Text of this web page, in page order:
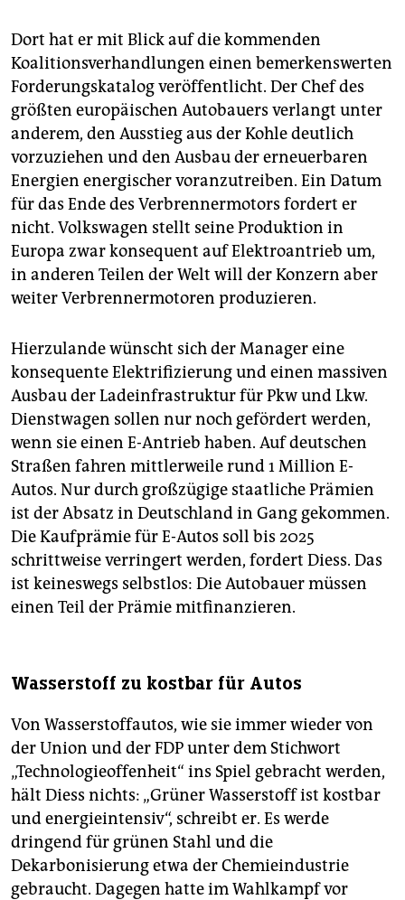
Dort hat er mit Blick auf die kommenden
Koalitionsverhandlungen einen bemerkenswerten
Forderungskatalog veröffentlicht. Der Chef des
größten europäischen Autobauers verlangt unter
anderem, den Ausstieg aus der Kohle deutlich
vorzuziehen und den Ausbau der erneuerbaren
Energien energischer voranzutreiben. Ein Datum
für das Ende des Verbrennermotors fordert er
nicht. Volkswagen stellt seine Produktion in
Europa zwar konsequent auf Elektroantrieb um,
in anderen Teilen der Welt will der Konzern aber
weiter Verbrennermotoren produzieren.
Hierzulande wünscht sich der Manager eine
konsequente Elektrifizierung und einen massiven
Ausbau der Ladeinfrastruktur für Pkw und Lkw.
Dienstwagen sollen nur noch gefördert werden,
wenn sie einen E-Antrieb haben. Auf deutschen
Straßen fahren mittlerweile rund 1 Million E-
Autos. Nur durch großzügige staatliche Prämien
ist der Absatz in Deutschland in Gang gekommen.
Die Kaufprämie für E-Autos soll bis 2025
schrittweise verringert werden, fordert Diess. Das
ist keineswegs selbstlos: Die Autobauer müssen
einen Teil der Prämie mitfinanzieren.
Wasserstoff zu kostbar für Autos
Von Wasserstoffautos, wie sie immer wieder von
der Union und der FDP unter dem Stichwort
„Technologieoffenheit“ ins Spiel gebracht werden,
hält Diess nichts: „Grüner Wasserstoff ist kostbar
und energieintensiv“, schreibt er. Es werde
dringend für grünen Stahl und die
Dekarbonisierung etwa der Chemieindustrie
gebraucht. Dagegen hatte im Wahlkampf vor